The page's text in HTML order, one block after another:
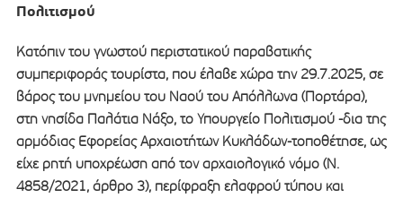
Πολιτισμού
Κατόπιν του γνωστού περιστατικού παραβατικής
συμπεριφοράς τουρίστα, που έλαβε χώρα την 29.7.2025, σε
βάρος του μνημείου του Ναού του Απόλλωνα (Πορτάρα),
στη νησίδα Παλάτια Νάξο, το Υπουργείο Πολιτισμού -δια της
αρμόδιας Εφορείας Αρχαιοτήτων Κυκλάδων-τοποθέτησε, ως
είχε ρητή υποχρέωση από τον αρχαιολογικό νόμο (Ν.
4858/2021, άρθρο 3), περίφραξη ελαφρού τύπου και